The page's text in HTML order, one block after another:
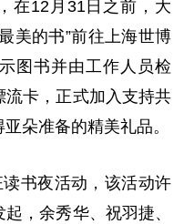
在12月31日之前，大
美的书”前往上海世博
图书并由工作人员检
卡，正式加入支持共
朵准备的精美礼品。
读书夜活动，该活动许
，余秀华、祝羽捷、